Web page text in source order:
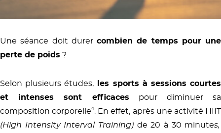
Une séance doit durer combien de temps pour une
perte de poids ?
Selon plusieurs études, les sports à sessions courtes
et intenses sont efficaces pour diminuer sa
composition corporelle⁴. En effet, après une activité HIIT
(High Intensity Interval Training) de 20 à 30 minutes,